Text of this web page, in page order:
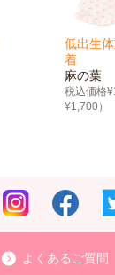
低出生
着
麻の葉
税込価格
¥1,700）
よくあるご質問